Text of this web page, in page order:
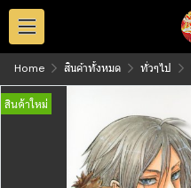
Home สินค้าทั้งหมด ทั่วๆไป
สินค้าใหม่